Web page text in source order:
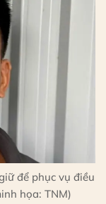
để phục vụ điều
họa: TNM)